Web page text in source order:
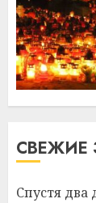
СВЕЖИЕ
Спустя